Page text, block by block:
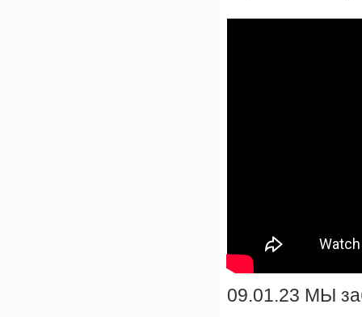
09.01.23 МЫ